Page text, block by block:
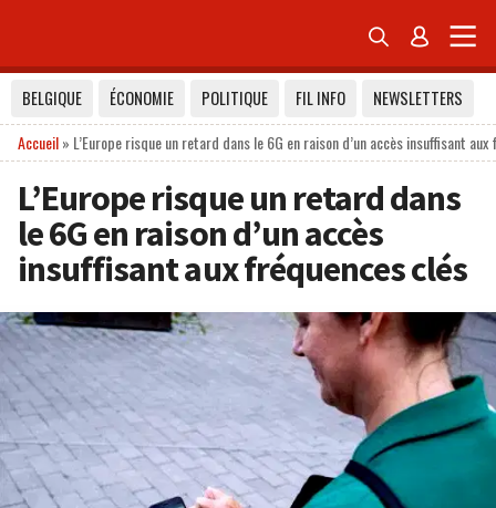
 
BELGIQUE ÉCONOMIE POLITIQUE FIL INFO
NEWSLETTERS
Accueil» L’Europe risque un retard dans le 6G en raison d’un accès insuffisant
L’Europe risque un retard dans
le 6G en raison d’un accès
insuffisant aux fréquences clés